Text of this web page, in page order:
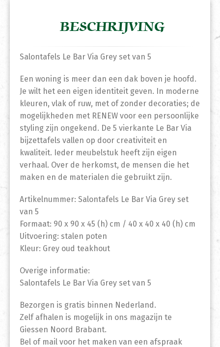
BESCHRIJVING
Salontafels Le Bar Via Grey set van 5
Een woning is meer dan een dak boven je hoofd.
Je wilt het een eigen identiteit geven. In moderne
kleuren, vlak of ruw, met of zonder decoraties; de
mogelijkheden met RENEW voor een persoonlijke
styling zijn ongekend. De 5 vierkante Le Bar Via
bijzettafels vallen op door creativiteit en
kwaliteit. Ieder meubelstuk heeft zijn eigen
verhaal. Over de herkomst, de mensen die het
maken en de materialen die gebruikt zijn.
Artikelnummer: Salontafels Le Bar Via Grey set
van 5
Formaat: 90 x 90 x 45 (h) cm / 40 x 40 x 40 (h) cm
Uitvoering: stalen poten
Kleur: Grey oud teakhout
Overige informatie:
Salontafels Le Bar Via Grey set van 5
Bezorgen is gratis binnen Nederland.
Zelf afhalen is mogelijk in ons magazijn te
Giessen Noord Brabant.
Bel of mail voor het maken van een afspraak